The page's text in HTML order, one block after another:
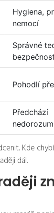
Hygiena,
nemocí
Správné
bezpečnost
Pohodlí
Předchází
Kde
dál.